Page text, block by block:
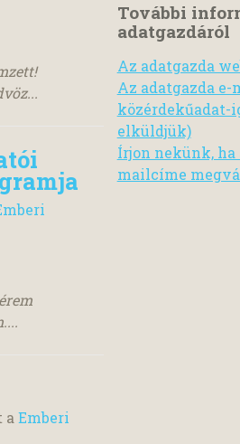
a Emberi
További
adatgazdáról
Az adatgazda
Az adatgazda
közérdekűadat-
elküldjük)
Írjon nekünk, ha
mailcíme